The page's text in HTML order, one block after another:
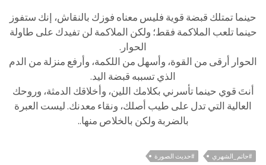
حينما تمتلك قبضة قوية فليس معناه فوزك بالنقاش، إنك ستفوز
حينما تلعب الملاكمة فقط؛ ولكن الملاكمة لن تفيدك على طاولة
الحوار.
الحوار أرقى من القوة، وأسهل من اللكمة، وأرفع منزلة من الدم
الذي تسببه قبضة اليد.
أنتَ قوي حينما تأسرني بكلامك اللين، وأخلاقك الدمثة، وروحك
العالية التي تدل على طيب أصلك، ونقاء معدنك. ليست العبرة
بالضربة ولكن بالخلاص منها..
#حاتم_الشهري #حديث الصورة